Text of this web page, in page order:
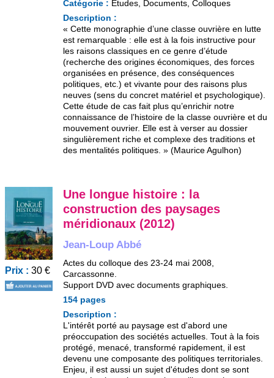
Catégorie : Études, Documents, Colloques
Description :
« Cette monographie d’une classe ouvrière en lutte
est remarquable : elle est à la fois instructive pour
les raisons classiques en ce genre d’étude
(recherche des origines économiques, des forces
organisées en présence, des conséquences
politiques, etc.) et vivante pour des raisons plus
neuves (sens du concret matériel et psychologique).
Cette étude de cas fait plus qu’enrichir notre
connaissance de l’histoire de la classe ouvrière et du
mouvement ouvrier. Elle est à verser au dossier
singulièrement riche et complexe des traditions et
des mentalités politiques. » (Maurice Agulhon)
Prix : 30 €
Une longue histoire : la
construction des paysages
méridionaux (2012)
Jean-Loup Abbé
Actes du colloque des 23-24 mai 2008,
Carcassonne.
Support DVD avec documents graphiques.
154 pages
Description :
L'intérêt porté au paysage est d'abord une
préoccupation des sociétés actuelles. Tout à la fois
protégé, menacé, transformé rapidement, il est
devenu une composante des politiques territoriales.
Enjeu, il est aussi un sujet d'études dont se sont